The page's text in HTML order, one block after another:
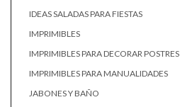
IDEAS SALADAS PARA FIESTAS
IMPRIMIBLES
IMPRIMIBLES PARA DECORAR POSTRES
IMPRIMIBLES PARA MANUALIDADES
JABONES Y BAÑO